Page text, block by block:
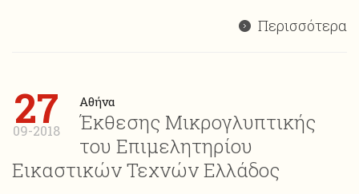
Περισσότερα
27
09-2018
Αθήνα
Έκθεσης Μικρογλυπτικής
του Επιμελητηρίου
Εικαστικών Τεχνών Ελλάδος